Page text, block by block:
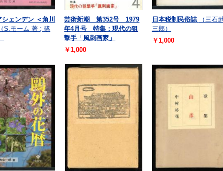
ェンデン ＜角川
（S.モーム 著 ; 篠
芸術新潮 第352号 1979
年4月号 特集：現代の狙
撃手「風刺画家」
￥1,000
日本税制民俗誌
（三石
三郎）
￥1,000